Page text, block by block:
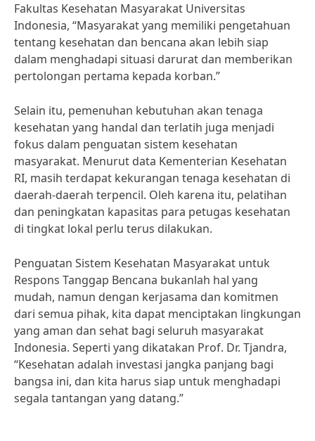
Fakultas Kesehatan Masyarakat Universitas
Indonesia, “Masyarakat yang memiliki pengetahuan
tentang kesehatan dan bencana akan lebih siap
dalam menghadapi situasi darurat dan memberikan
pertolongan pertama kepada korban.”
Selain itu, pemenuhan kebutuhan akan tenaga
kesehatan yang handal dan terlatih juga menjadi
fokus dalam penguatan sistem kesehatan
masyarakat. Menurut data Kementerian Kesehatan
RI, masih terdapat kekurangan tenaga kesehatan di
daerah-daerah terpencil. Oleh karena itu, pelatihan
dan peningkatan kapasitas para petugas kesehatan
di tingkat lokal perlu terus dilakukan.
Penguatan Sistem Kesehatan Masyarakat untuk
Respons Tanggap Bencana bukanlah hal yang
mudah, namun dengan kerjasama dan komitmen
dari semua pihak, kita dapat menciptakan lingkungan
yang aman dan sehat bagi seluruh masyarakat
Indonesia. Seperti yang dikatakan Prof. Dr. Tjandra,
“Kesehatan adalah investasi jangka panjang bagi
bangsa ini, dan kita harus siap untuk menghadapi
segala tantangan yang datang.”